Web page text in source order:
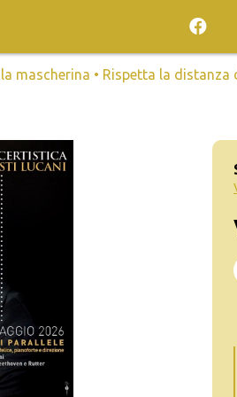
la mascherina • Rispetta la